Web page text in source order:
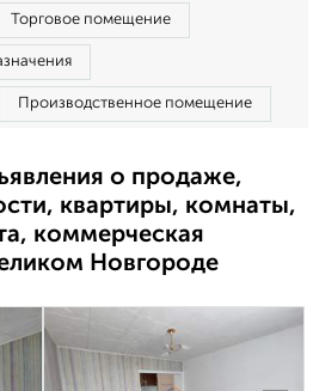
Торговое помещение
Производственное помещение
о продаже,
квартиры, комнаты,
коммерческая
Новгороде